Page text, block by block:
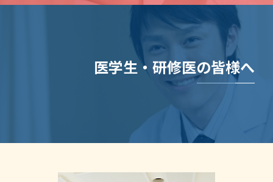
医学生・研修医の皆様へ